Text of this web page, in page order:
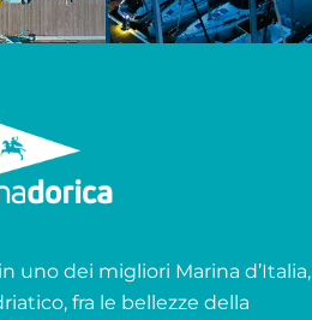
uno dei migliori Marina d’Italia,
fra le bellezze della